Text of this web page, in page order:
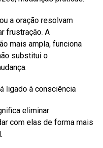
a oração resolvam
frustração. A
mais ampla, funciona
substitui o
ligado à consciência
eliminar
com elas de forma mais